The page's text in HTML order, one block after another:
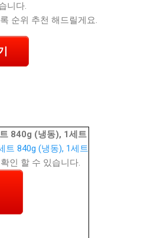
니다.
순위 추천 해드릴게요.
840g (냉동), 1세트
인 할 수 있습니다.